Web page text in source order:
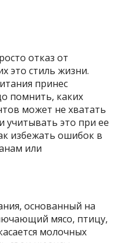
отказ от
это стиль жизни.
принес
помнить, каких
может не хватать
учитывать это при ее
избежать ошибок в
или
основанный на
мясо, птицу,
молочных